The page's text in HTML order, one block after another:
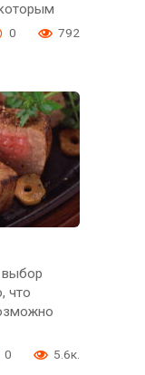
0 792
что
0 5.6к.